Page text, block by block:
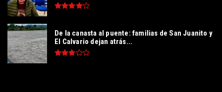
De la canasta al puente: familias de San Juanito y
El Calvario dejan atrás...